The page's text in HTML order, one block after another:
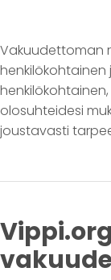
Vakuudettoman
henkilökohtainen
olosuhteidesi
joustavasti